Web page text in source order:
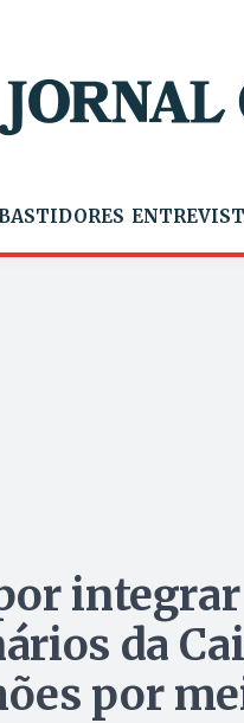
BASTIDORES
da
por